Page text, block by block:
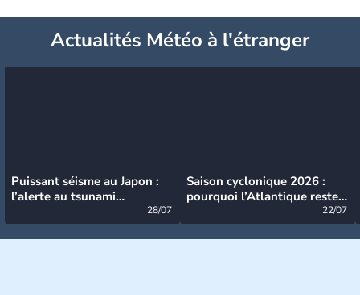
Actualités Météo à l'étranger
Puissant séisme au Japon :
l’alerte au tsunami
28/07
Saison cyclonique 2026 :
pourquoi l’Atlantique reste
22/07